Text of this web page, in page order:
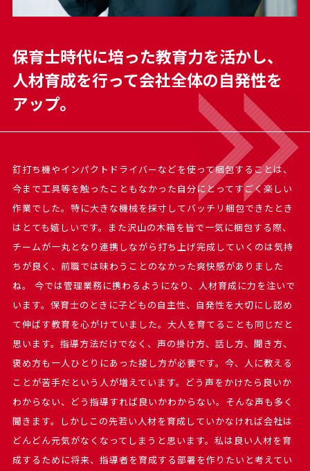
保育士時代に培った教育力を活かし、
人材育成を行って会社全体の自発性を
アップ。
釘打ち機やインパクトドライバーなどを使って梱包することは、
今まで工具等を触ったこともなかった自分にとってすごく楽しい
作業でした。特に大きな機械を採寸してバッチリ梱包できたとき
はとても嬉しいです。また沢山の木箱を皆で一気に梱包する際、
チームが一丸となり連携しながら打ち上げ完成していくのは気持
ちが良く、前職では味わうことのなかった爽快感がありました
ね。 今では管理業務に携わるようになり、人材育成に力を注いで
います。保育士のときに子どもの自主性、自発性を大切にし認め
て伸ばす教育を心がけていました。大人を育てることも同じだと
思います。指導方法だけでなく、声の掛け方、話し方、聞き方、
褒め方も一人ひとりにあった接し方が必要です。今、人に教える
ことが苦手だという人が増えています。どう声をかけたら良いか
わからない、どう指導すれば良いかわからない。そんな声も多く
聞きます。しかしこの先若い人材を育成していかなければ会社は
どんどん元気がなくなってしまうと思います。私は良い人材を育
成するために将来、指導者を育成する部署を作りたいと考えてい